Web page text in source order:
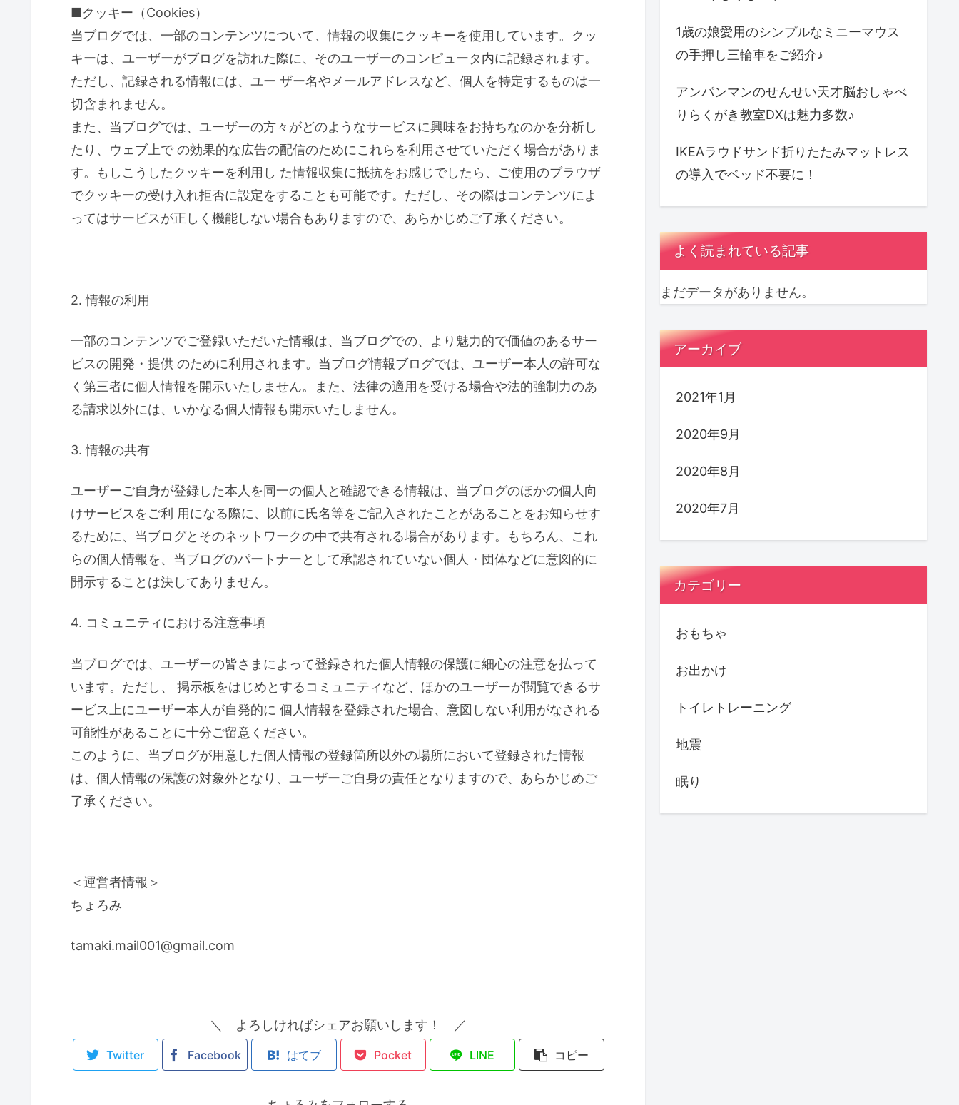
■クッキー（Cookies）
当ブログでは、一部のコンテンツについて、情報の収集にクッキーを使用しています。クッ
キーは、ユーザーがブログを訪れた際に、そのユーザーのコンピュータ内に記録されます。
ただし、記録される情報には、ユー ザー名やメールアドレスなど、個人を特定するものは一
切含まれません。
また、当ブログでは、ユーザーの方々がどのようなサービスに興味をお持ちなのかを分析し
たり、ウェブ上で の効果的な広告の配信のためにこれらを利用させていただく場合がありま
す。もしこうしたクッキーを利用し た情報収集に抵抗をお感じでしたら、ご使用のブラウザ
でクッキーの受け入れ拒否に設定をすることも可能です。ただし、その際はコンテンツによ
ってはサービスが正しく機能しない場合もありますので、あらかじめご了承ください。
2. 情報の利用
一部のコンテンツでご登録いただいた情報は、当ブログでの、より魅力的で価値のあるサー
ビスの開発・提供 のために利用されます。当ブログ情報ブログでは、ユーザー本人の許可な
く第三者に個人情報を開示いたしません。また、法律の適用を受ける場合や法的強制力のあ
る請求以外には、いかなる個人情報も開示いたしません。
3. 情報の共有
ユーザーご自身が登録した本人を同一の個人と確認できる情報は、当ブログのほかの個人向
けサービスをご利 用になる際に、以前に氏名等をご記入されたことがあることをお知らせす
るために、当ブログとそのネットワークの中で共有される場合があります。もちろん、これ
らの個人情報を、当ブログのパートナーとして承認されていない個人・団体などに意図的に
開示することは決してありません。
4. コミュニティにおける注意事項
当ブログでは、ユーザーの皆さまによって登録された個人情報の保護に細心の注意を払って
います。ただし、 掲示板をはじめとするコミュニティなど、ほかのユーザーが閲覧できるサ
ービス上にユーザー本人が自発的に 個人情報を登録された場合、意図しない利用がなされる
可能性があることに十分ご留意ください。
このように、当ブログが用意した個人情報の登録箇所以外の場所において登録された情報
は、個人情報の保護の対象外となり、ユーザーご自身の責任となりますので、あらかじめご
了承ください。
＜運営者情報＞
ちょろみ
tamaki.mail001@gmail.com
＼ よろしければシェアお願いします！ ／
Twitter Facebook はてブ Pocket LINE コピー
1歳の娘愛用のシンプルなミニーマウス
の手押し三輪車をご紹介♪
アンパンマンのせんせい天才脳おしゃべ
りらくがき教室DXは魅力多数♪
IKEAラウドサンド折りたたみマットレス
の導入でベッド不要に！
よく読まれている記事
まだデータがありません。
アーカイブ
2021年1月
2020年9月
2020年8月
2020年7月
カテゴリー
おもちゃ
お出かけ
トイレトレーニング
地震
眠り